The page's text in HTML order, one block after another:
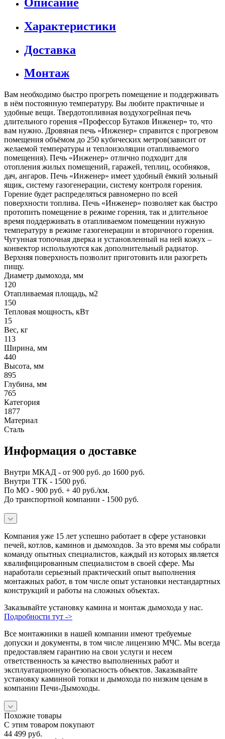
Характеристики
Доставка
Монтаж
Вам необходимо быстро прогреть помещение и поддерживать
в нём постоянную температуру. Вы любите практичные и
удобные вещи. Твердотопливная воздухогрейная печь
длительного горения «Профессор Бутаков Инженер» то, что
вам нужно. Дровяная печь «Инженер» справится с прогревом
помещения объёмом до 250 кубических метров(зависит от
желаемой температуры и теплоизоляции отапливаемого
помещения). Печь «Инженер» отлично подходит для
отопления жилых помещений, гаражей, теплиц, особняков,
дач, ангаров. Печь «Инженер» имеет удобный ёмкий зольный
ящик, систему газогенерации, систему контроля горения.
Горение будет распределяться равномерно по всей
поверхности топлива. Печь «Инженер» позволяет как быстро
протопить помещение в режиме горения, так и длительное
время поддерживать в отапливаемом помещении нужную
температуру в режиме газогенерации и вторичного горения.
Чугунная топочная дверка и установленный на ней кожух –
конвектор используются как дополнительный радиатор.
Верхняя поверхность позволит приготовить или разогреть
пищу.
Диаметр дымохода, мм
120
Отапливаемая площадь, м2
150
Тепловая мощность, кВт
15
Вес, кг
113
Ширина, мм
440
Высота, мм
895
Глубина, мм
765
Категория
1877
Материал
Сталь
Информация о доставке
Внутри МКАД - от 900 руб. до 1600 руб.
Внутри ТТК - 1500 руб.
По МО - 900 руб. + 40 руб./км.
До транспортной компании - 1500 руб.
Компания уже 15 лет успешно работает в сфере установки
печей, котлов, каминов и дымоходов. За это время мы собрали
команду опытных специалистов, каждый из которых является
квалифицированным специалистом в своей сфере. Мы
наработали серьезный практический опыт выполнения
монтажных работ, в том числе опыт установки нестандартных
конструкций и работы на сложных объектах.
Заказывайте установку камина и монтаж дымохода у нас.
Подробности тут ->
Все монтажники в нашей компании имеют требуемые
допуски и документы, в том числе лицензию МЧС. Мы всегда
предоставляем гарантию на свои услуги и несем
ответственность за качество выполненных работ и
эксплуатационную безопасность объектов. Заказывайте
установку каминной топки и дымохода по низким ценам в
компании Печи-Дымоходы.
Похожие товары
С этим товаром покупают
44 499 руб.